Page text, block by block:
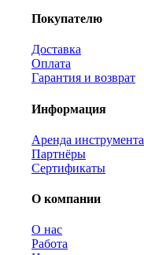
Покупателю
Доставка
Оплата
Гарантия и возврат
Информация
Аренда инструмента
Партнёры
Сертификаты
О компании
О нас
Работа